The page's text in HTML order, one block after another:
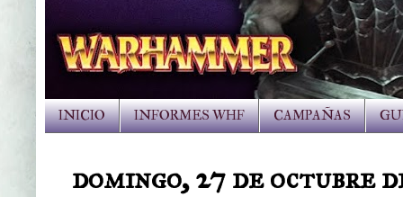
INICIO INFORMES WHF CAMPAÑAS
domingo, 27 de octubre